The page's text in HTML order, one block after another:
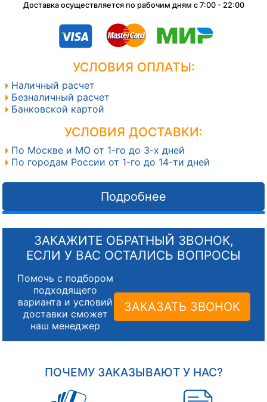
Доставка осуществляется по рабочим дням с 7:00 - 22:00
УСЛОВИЯ ОПЛАТЫ:
Наличный расчет
Безналичный расчет
Банковской картой
УСЛОВИЯ ДОСТАВКИ:
По Москве и МО от 1-го до 3-х дней
По городам России от 1-го до 14-ти дней
Подробнее
ЗАКАЖИТЕ ОБРАТНЫЙ ЗВОНОК,
ЕСЛИ У ВАС ОСТАЛИСЬ ВОПРОСЫ
Помочь с подбором
подходящего
варианта и условий
доставки сможет
наш менеджер
ЗАКАЗАТЬ ЗВОНОК
ПОЧЕМУ ЗАКАЗЫВАЮТ У НАС?